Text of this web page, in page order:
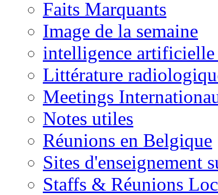
Faits Marquants
Image de la semaine
intelligence
Littérature
Meetings
Notes utiles
Réunions en Belgique
Sites d'enseignement
Staffs & Réunions